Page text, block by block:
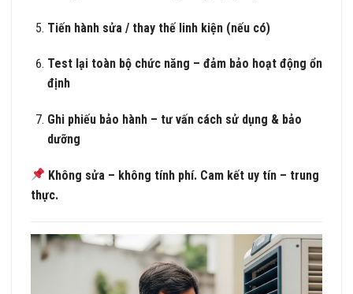
Tiến hành sửa / thay thế linh kiện (nếu có)
Test lại toàn bộ chức năng – đảm bảo hoạt động ổn
định
Ghi phiếu bảo hành – tư vấn cách sử dụng & bảo
dưỡng
Không sửa – không tính phí. Cam kết uy tín – trung
thực.